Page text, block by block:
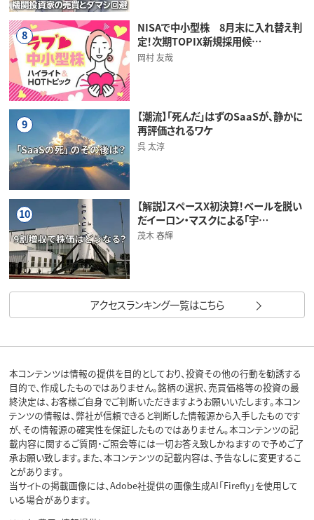
8
NISAで中小型株 8月末に入れ替え判
定！次期TOPIX新規採用候…
岡村 友哉
9
【潮流】「死んだ」はずのSaaSが、静かに
再評価されるワケ
呉 太淳
10
【解説】スペースX初決算！ベールを脱い
だイーロン・マスクによる「宇…
茂木 春輝
アクセスランキング一覧はこちら
本コンテンツは情報の提供を目的としており、投資その他の行動を勧誘する
目的で、作成したものではありません。銘柄の選択、売買価格等の投資の最
終決定は、お客様ご自身でご判断いただきますようお願いいたします。本コン
テンツの情報は、弊社が信頼できると判断した情報源から入手したものです
が、その情報源の確実性を保証したものではありません。本コンテンツの記
載内容に関するご質問・ご照会等には一切お答え致しかねますので予めご了
承お願い致します。また、本コンテンツの記載内容は、予告なしに変更するこ
とがあります。
当サイトの掲載画像には、Adobe社提供の画像生成AI「Firefly」を使用して
いる場合があります。